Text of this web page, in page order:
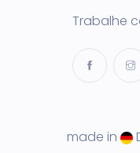
Trabalhe
made in